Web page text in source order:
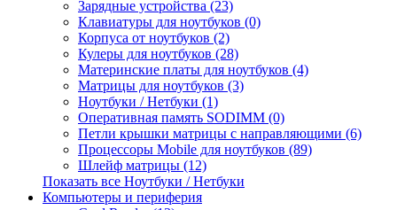
Зарядные устройства (23)
Клавиатуры для ноутбуков (0)
Корпуса от ноутбуков (2)
Кулеры для ноутбуков (28)
Материнские платы для ноутбуков (4)
Матрицы для ноутбуков (3)
Ноутбуки / Нетбуки (1)
Оперативная память SODIMM (0)
Петли крышки матрицы с направляющими (6)
Процессоры Mobile для ноутбуков (89)
Шлейф матрицы (12)
Показать все Ноутбуки / Нетбуки
Компьютеры и периферия